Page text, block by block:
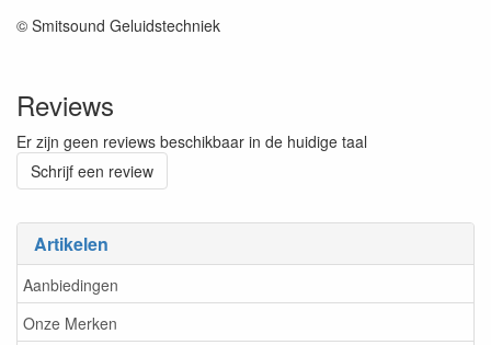
Artikelen
Aanbiedingen
Onze Merken
© Smitsound Geluidstechniek
Reviews
Er zijn geen reviews beschikbaar in de huidige taal
Schrijf een review